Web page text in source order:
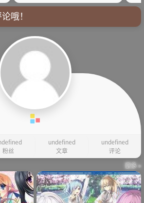
哦！
粉丝
undefined
文章
undefined
评论
更多 »